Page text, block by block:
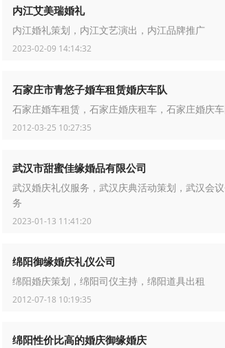
内江艾美瑞婚礼
内江婚礼策划，内江文艺演出，内江品牌推广
2023-02-09 14:14:32
石家庄市青悠子婚车租赁婚庆车队
石家庄婚车租赁，石家庄婚庆租车，石家庄婚庆
2012-03-25 10:27:35
武汉市甜蜜佳缘婚品有限公司
武汉婚庆礼仪服务，武汉庆典活动策划，武汉会
务
2023-01-13 11:41:20
绵阳御缘婚庆礼仪公司
绵阳婚庆策划，绵阳司仪主持，绵阳道具出租
2012-07-18 10:19:35
绵阳性价比高的婚庆御缘婚庆